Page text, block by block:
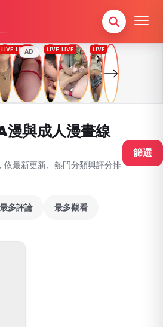
AD
漫與成人漫畫線
最新更新、熱門分類與評分排
篩選
最多評論 最多觀看